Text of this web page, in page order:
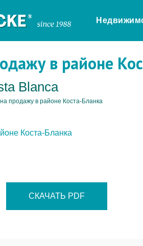
в районе
Blanca
продажу в районе Коста-Бланка
СКАЧАТЬ PDF